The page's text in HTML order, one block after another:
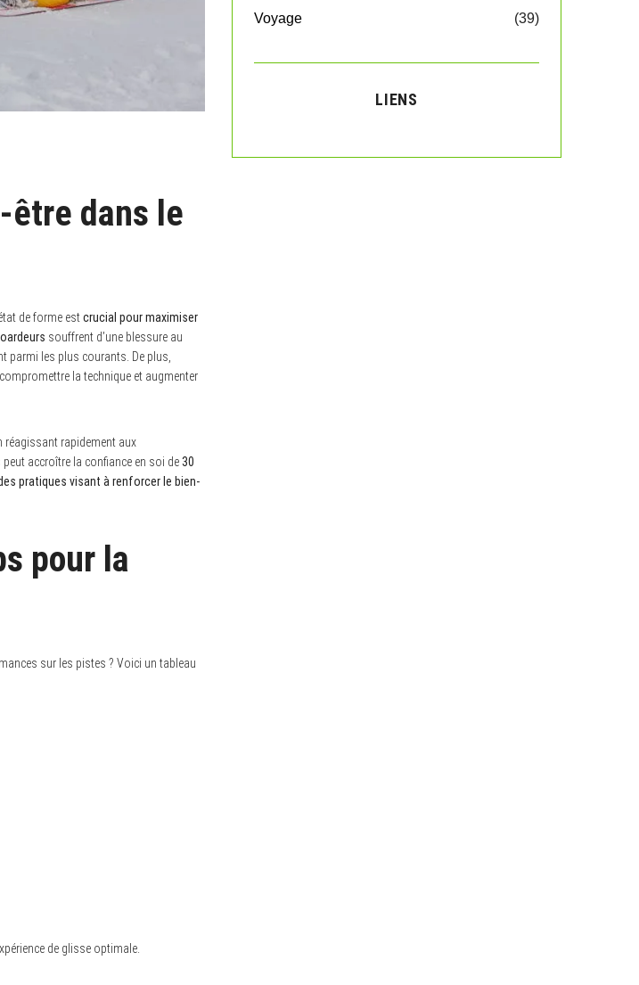
être dans le
de forme estcrucial pour maximiser
souffrent d’une blessure au
parmi les plus courants. De plus,
la technique et augmenter
réagissant rapidement aux
accroître la confiance en soi de30
pratiques visant à renforcer le bien-
pour la
sur les pistes ? Voici un tableau
de glisse optimale.
Voyage (39)
LIENS